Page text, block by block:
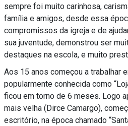
sempre foi muito carinhosa,
família e amigos, desde essa
compromissos da igreja e de
sua juventude, demonstrou ser
destaques na escola, e muito
Aos 15 anos começou a trabalhar
popularmente conhecida como
ficou em torno de 6 meses. Logo
mais velha (Dirce Camargo),
escritório, na época chamado